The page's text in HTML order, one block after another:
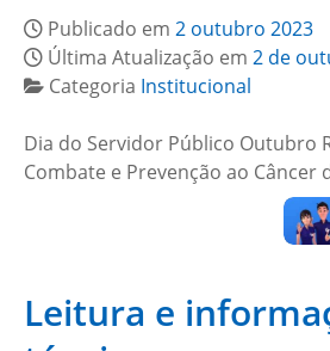
Publicado em 2 outubro 2023
Última Atualização em 2 de
Categoria Institucional
Dia do Servidor Público Outubro
Combate e Prevenção ao Câncer
Leitura e